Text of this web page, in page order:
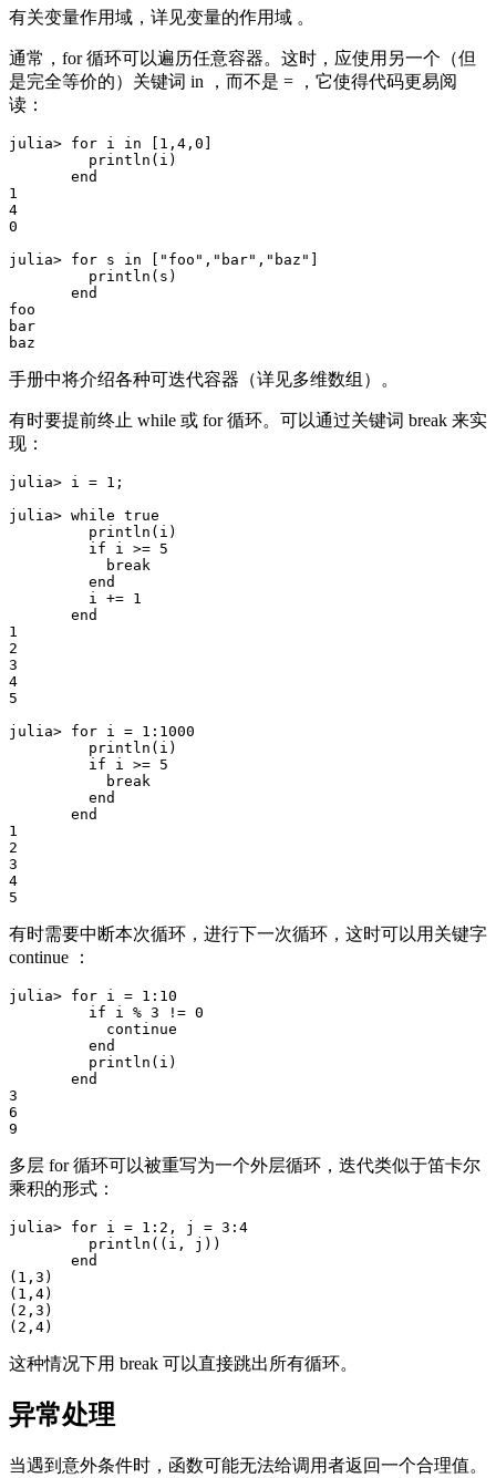
有关变量作用域，详见变量的作用域 。
通常，for 循环可以遍历任意容器。这时，应使用另一个（但
是完全等价的）关键词 in ，而不是 = ，它使得代码更易阅
读：
julia> for i in [1,4,0]
         println(i)
       end
1
4
0
julia> for s in ["foo","bar","baz"]
         println(s)
       end
foo
bar
手册中将介绍各种可迭代容器（详见多维数组）。
有时要提前终止 while 或 for 循环。可以通过关键词 break 来实
现：
julia> i = 1;
julia> while true
         println(i)
         if i >= 5
           break
         end
         i += 1
       end
1
2
3
4
5
julia> for i = 1:1000
         println(i)
         if i >= 5
           break
         end
       end
1
2
3
4
有时需要中断本次循环，进行下一次循环，这时可以用关键字
continue ：
julia> for i = 1:10
         if i % 3 != 0
           continue
         end
         println(i)
       end
3
6
多层 for 循环可以被重写为一个外层循环，迭代类似于笛卡尔
乘积的形式：
julia> for i = 1:2, j = 3:4
         println((i, j))
       end
(1,3)
(1,4)
(2,3)
这种情况下用 break 可以直接跳出所有循环。
异常处理
当遇到意外条件时，函数可能无法给调用者返回一个合理值。